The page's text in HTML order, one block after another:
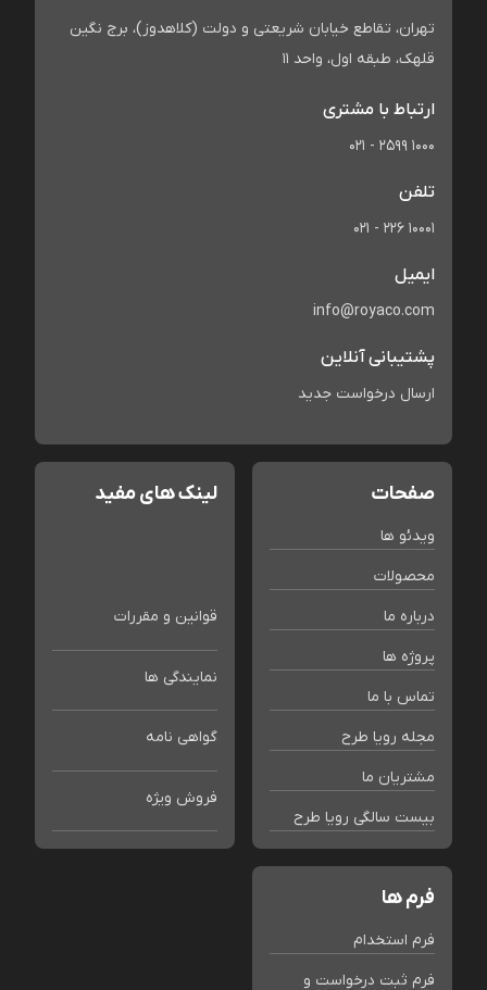
تهران، تقاطع خیابان شریعتی و دولت (کلاهدوز)، برج نگین
قلهک، طبقه اول، واحد 11
ارتباط با مشتری
021 - 2599 1000
تلفن
021 - 226 10001
ایمیل
info@royaco.com
پشتیبانی آنلاین
ارسال درخواست جدید
صفحات
ویدئو ها
محصولات
درباره ما
پروژه ها
تماس با ما
مجله رویا طرح
مشتریان ما
بیست سالگی رویا طرح
لینک های مفید
قوانین و مقررات
نمایندگی ها
گواهی نامه
فروش ویژه
فرم ها
فرم استخدام
فرم ثبت درخواست و